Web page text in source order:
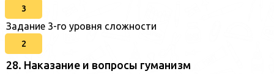
3
Задание 3-го уровня сложности
2
28. Наказание и вопросы гуманизм